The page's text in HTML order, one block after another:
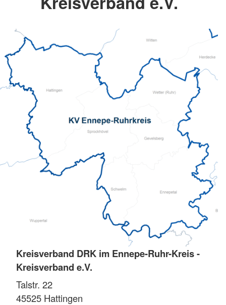
Kreisverband DRK im Ennepe-Ruhr-Kreis -
Kreisverband e.V.
Talstr. 22
45525 Hattingen